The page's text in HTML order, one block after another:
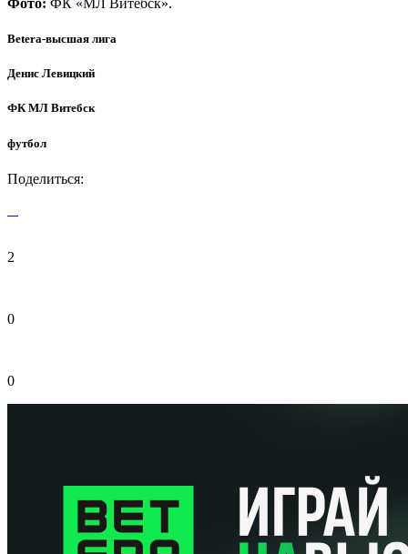
Betera-высшая лига
Денис Левицкий
ФК МЛ Витебск
футбол
Поделиться:
2
0
0